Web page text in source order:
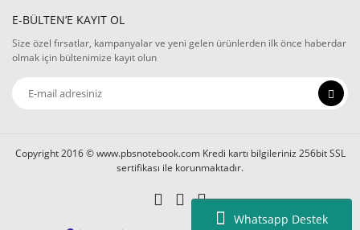
Whatsapp Destek
E-BÜLTEN’E KAYIT OL
Size özel fırsatlar, kampanyalar ve yeni gelen ürünlerden ilk önce haberdar
olmak için bültenimize kayıt olun
Copyright 2016 © www.pbsnotebook.com Kredi kartı bilgileriniz 256bit SSL
sertifikası ile korunmaktadır.